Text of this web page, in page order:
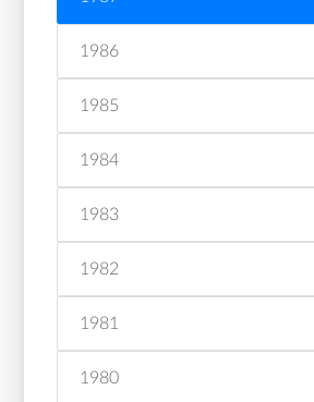
1986
1985
1984
1983
1982
1981
1980